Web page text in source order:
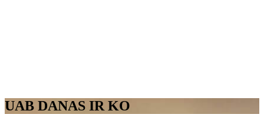
UAB DANAS IR KO